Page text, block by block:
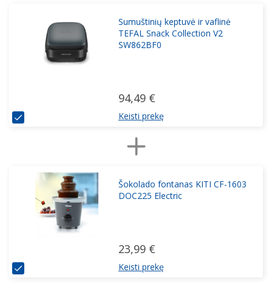
Sumuštinių keptuvė ir vaflinė
TEFAL Snack Collection V2
SW862BF0
94,49 €
Keisti prekę
Šokolado fontanas KITI CF-1603
DOC225 Electric
23,99 €
Keisti prekę